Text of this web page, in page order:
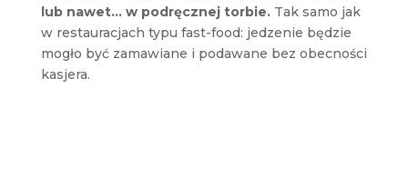
lub nawet… w podręcznej torbie.Tak samo jak
w restauracjach typu fast-food: jedzenie będzie
mogło być zamawiane i podawane bez obecności
kasjera.